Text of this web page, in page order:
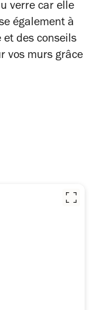
verre car elle
également à
des conseils
vos murs grâce